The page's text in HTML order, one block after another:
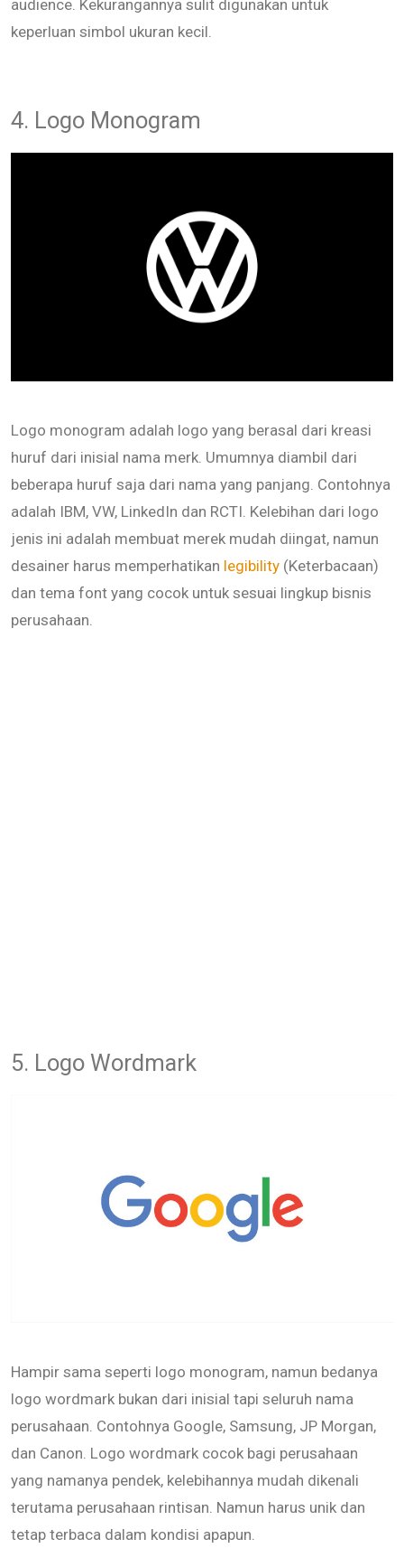
audience. Kekurangannya sulit digunakan untuk
keperluan simbol ukuran kecil.
4. Logo Monogram
Logo monogram adalah logo yang berasal dari kreasi
huruf dari inisial nama merk. Umumnya diambil dari
beberapa huruf saja dari nama yang panjang. Contohnya
adalah IBM, VW, LinkedIn dan RCTI. Kelebihan dari logo
jenis ini adalah membuat merek mudah diingat, namun
desainer harus memperhatikan legibility (Keterbacaan)
dan tema font yang cocok untuk sesuai lingkup bisnis
perusahaan.
5. Logo Wordmark
Hampir sama seperti logo monogram, namun bedanya
logo wordmark bukan dari inisial tapi seluruh nama
perusahaan. Contohnya Google, Samsung, JP Morgan,
dan Canon. Logo wordmark cocok bagi perusahaan
yang namanya pendek, kelebihannya mudah dikenali
terutama perusahaan rintisan. Namun harus unik dan
tetap terbaca dalam kondisi apapun.